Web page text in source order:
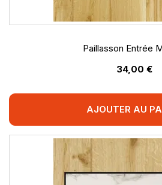
Paillasson Entrée
34,00 €
AJOUTER AU